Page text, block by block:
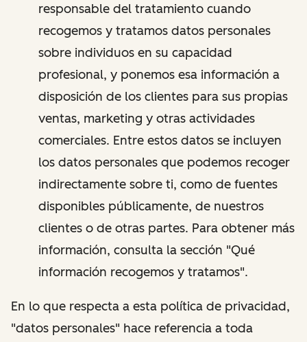
responsable del tratamiento cuando
recogemos y tratamos datos personales
sobre individuos en su capacidad
profesional, y ponemos esa información a
disposición de los clientes para sus propias
ventas, marketing y otras actividades
comerciales. Entre estos datos se incluyen
los datos personales que podemos recoger
indirectamente sobre ti, como de fuentes
disponibles públicamente, de nuestros
clientes o de otras partes. Para obtener más
información, consulta la sección "Qué
información recogemos y tratamos".
En lo que respecta a esta política de privacidad,
"datos personales" hace referencia a toda